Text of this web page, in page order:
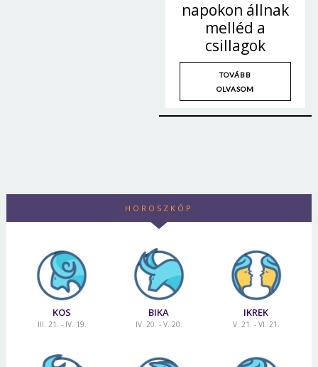
napokon állnak
melléd a
csillagok
TOVÁBB
OLVASOM
HOROSZKÓP
KOS
III. 21. - IV. 19.
BIKA
IV. 20. - V. 20.
IKREK
V. 21. - VI. 21.